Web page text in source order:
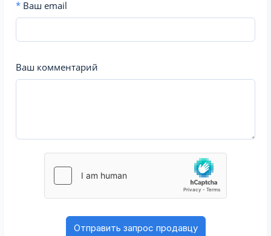
* Ваш email
Ваш комментарий